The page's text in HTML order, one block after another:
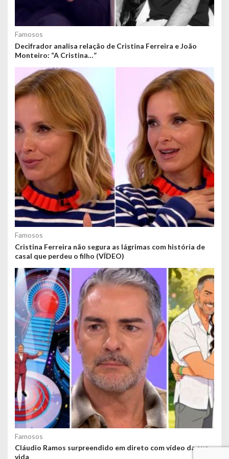
Famosos
Decifrador analisa relação de Cristina Ferreira e João
Monteiro: “A Cristina…”
Famosos
Cristina Ferreira não segura as lágrimas com história de
casal que perdeu o filho (VÍDEO)
Famosos
Cláudio Ramos surpreendido em direto com vídeo da sua
vida